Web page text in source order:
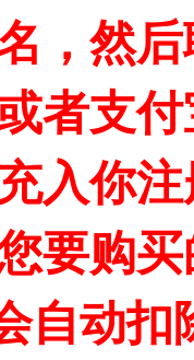
，然
者支
入你
要购
自动